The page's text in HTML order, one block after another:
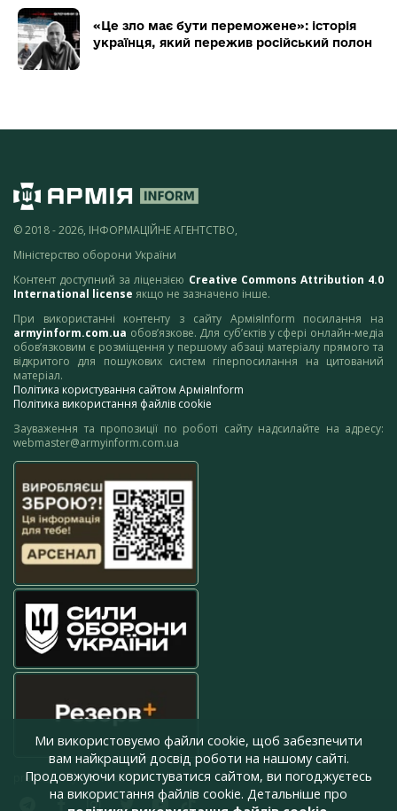
«Це зло має бути переможене»: історія
українця, який пережив російський полон
© 2018 - 2026, ІНФОРМАЦІЙНЕ АГЕНТСТВО,
Міністерство оборони України
Контент доступний за ліцензією Creative Commons Attribution 4.0
International license якщо не зазначено інше.
При використанні контенту з сайту АрміяInform посилання на
armyinform.com.ua обов’язкове. Для суб’єктів у сфері онлайн-медіа
обов’язковим є розміщення у першому абзаці матеріалу прямого та
відкритого для пошукових систем гіперпосилання на цитований
матеріал.
Політика користування сайтом АрміяInform
Політика використання файлів cookie
Зауваження та пропозиції по роботі сайту надсилайте на адресу:
webmaster@armyinform.com.ua
press@armyinform.com.ua
Ми використовуємо файли cookie, щоб забезпечити
вам найкращий досвід роботи на нашому сайті.
Продовжуючи користуватися сайтом, ви погоджуєтесь
на використання файлів cookie. Детальніше про